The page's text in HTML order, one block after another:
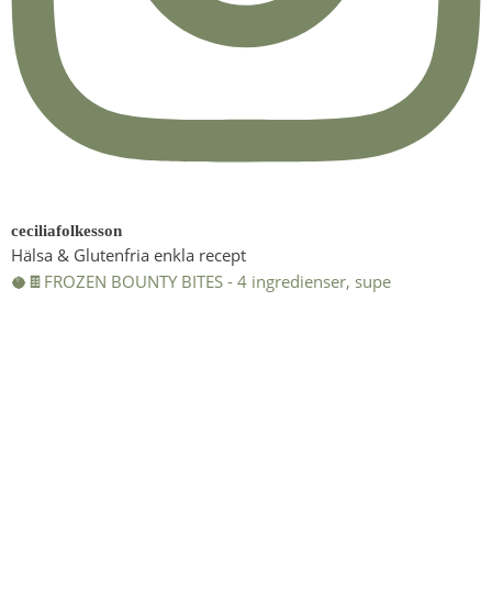
ceciliafolkesson
Hälsa & Glutenfria enkla recept
🥥🍫FROZEN BOUNTY BITES - 4 ingredienser, supe